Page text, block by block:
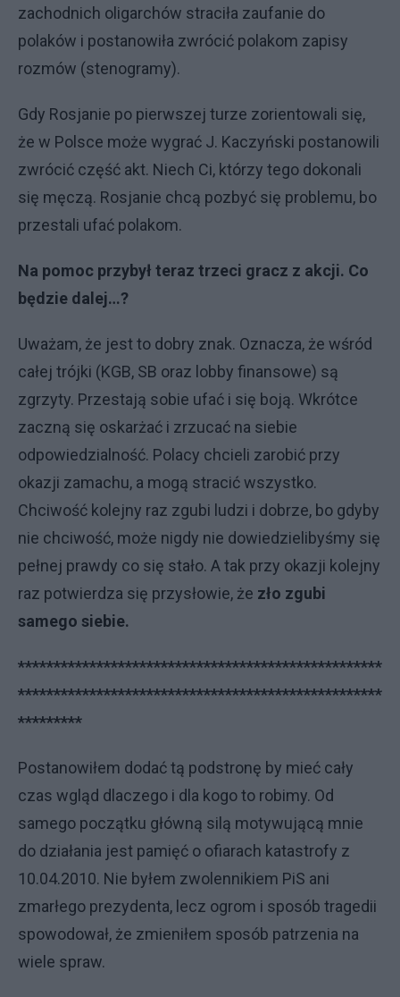
zachodnich oligarchów straciła zaufanie do
polaków i postanowiła zwrócić polakom zapisy
rozmów (stenogramy).
Gdy Rosjanie po pierwszej turze zorientowali się,
że w Polsce może wygrać J. Kaczyński postanowili
zwrócić część akt. Niech Ci, którzy tego dokonali
się męczą. Rosjanie chcą pozbyć się problemu, bo
przestali ufać polakom.
Na pomoc przybył teraz trzeci gracz z akcji. Co
będzie dalej…?
Uważam, że jest to dobry znak. Oznacza, że wśród
całej trójki (KGB, SB oraz lobby finansowe) są
zgrzyty. Przestają sobie ufać i się boją. Wkrótce
zaczną się oskarżać i zrzucać na siebie
odpowiedzialność. Polacy chcieli zarobić przy
okazji zamachu, a mogą stracić wszystko.
Chciwość kolejny raz zgubi ludzi i dobrze, bo gdyby
nie chciwość, może nigdy nie dowiedzielibyśmy się
pełnej prawdy co się stało. A tak przy okazji kolejny
raz potwierdza się przysłowie, że zło zgubi
samego siebie.
***************************************************
***************************************************
*********
Postanowiłem dodać tą podstronę by mieć cały
czas wgląd dlaczego i dla kogo to robimy. Od
samego początku główną silą motywującą mnie
do działania jest pamięć o ofiarach katastrofy z
10.04.2010. Nie byłem zwolennikiem PiS ani
zmarłego prezydenta, lecz ogrom i sposób tragedii
spowodował, że zmieniłem sposób patrzenia na
wiele spraw.